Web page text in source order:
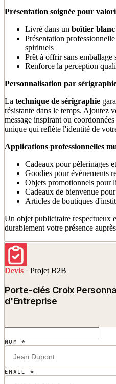
Présentation soignée pour
Livré dans un boîtier
Présentation
spirituels
Prêt à offrir sans emballage
Renforce la perception
Personnalisation par
La technique de sérigraphie
résistante dans le temps. Ajoutez
message inspirant ou
unique qui reflète l'identité de
Applications professionnelles
Cadeaux pour pèlerinages
Goodies pour événements
Objets promotionnels pour
Cadeaux de bienvenue
Articles de boutiques
Un objet publicitaire respectueux
durablement votre présence
Devis · Projet B2B
Porte-clés Croix
d'Entreprise
NOM *
EMAIL *